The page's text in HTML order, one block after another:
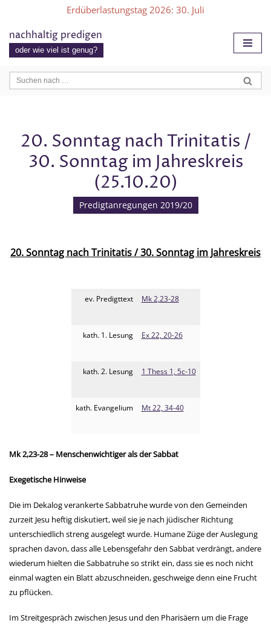
Zum
Inhalt
Erdüberlastungstag 2026: 30. Juli
nachhaltig predigen
oder wie viel ist genug?
20. Sonntag nach Trinitatis /
30. Sonntag im Jahreskreis
(25.10.20)
Predigtanregungen 2019/20
20. Sonntag nach Trinitatis / 30. Sonntag im Jahreskreis
ev. Predigttext
kath. 1. Lesung
kath. 2. Lesung
kath. Evangelium
Mk 2,23-28
Ex 22, 20-26
1 Thess 1, 5c-10
Mt 22, 34-40
Mk 2,23-28 – Menschenwichtigerals der Sabbat
Exegetische Hinweise
Die im Dekalog verankerte Sabbatruhe wurde von den Gemeinden
zurzeit Jesu heftig diskutiert, weil sie je nach jüdischer Richtung
unterschiedlich streng ausgelegt wurde. Humane Züge der Auslegung
sprachen davon, dass alle Lebensgefahr den Sabbat verdrängt, andere
wiederum hielten die Sabbatruhe so strikt ein, dass sie es noch nicht
einmal wagten ein Blatt abzuschneiden, geschweige denn eine Frucht
zu pflücken.
Im Streitgespräch zwischen Jesus und den Pharisäern um die Frage